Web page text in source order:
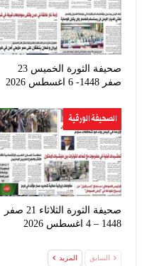
صحيفة الثورة الخميس 23
صفر 1448- 6 اغسطس 2026
الصحيفة الورقية
صحيفة الثورة الثلاثاء 21 صفر
1448 – 4 اغسطس 2026
السابق المزيد